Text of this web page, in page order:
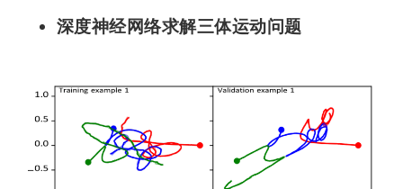
深度神经网络求解三体运动问题